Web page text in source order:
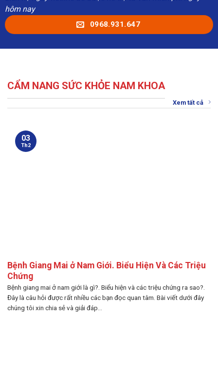
hôm nay
0968.931.647
CẨM NANG SỨC KHỎE NAM KHOA
Xem tất cả
Bệnh Giang Mai ở Nam Giới. Biểu Hiện Và Các Triệu
Chứng
Bệnh giang mai ở nam giới là gì?. Biểu hiện và các triệu chứng ra sao?.
Đây là câu hỏi được rất nhiều các bạn đọc quan tâm. Bài viết dưới đây
chúng tôi xin chia sẻ và giải đáp...
03
Th2